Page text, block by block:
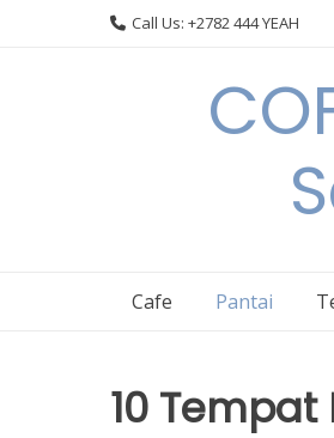
Call Us: +2782 444 YEAH
Cafe Pantai
10